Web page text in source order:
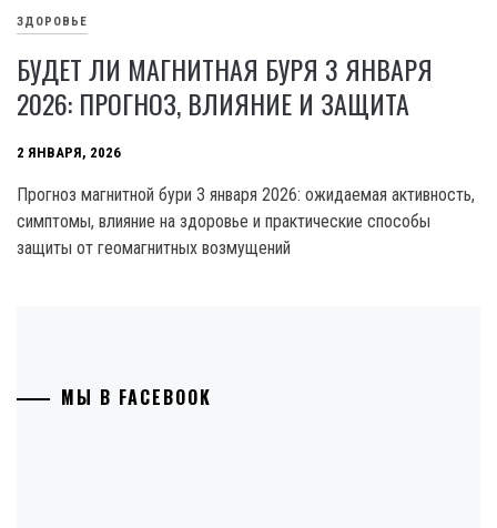
ЗДОРОВЬЕ
БУДЕТ ЛИ МАГНИТНАЯ БУРЯ 3 ЯНВАРЯ
2026: ПРОГНОЗ, ВЛИЯНИЕ И ЗАЩИТА
2 ЯНВАРЯ, 2026
Прогноз магнитной бури 3 января 2026: ожидаемая активность,
симптомы, влияние на здоровье и практические способы
защиты от геомагнитных возмущений
МЫ В FACEBOOK